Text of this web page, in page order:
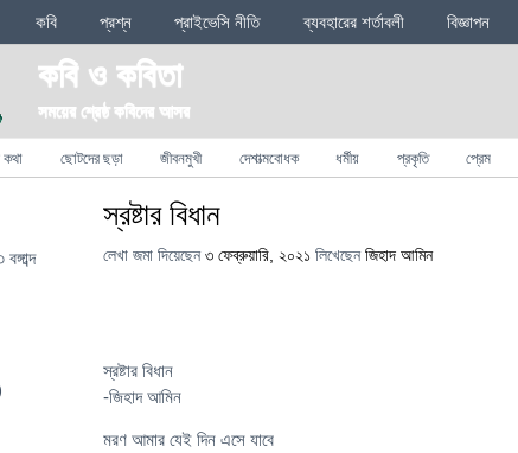
কবি প্রশ্ন প্রাইভেসি নীতি ব্যবহারের শর্তাবলী বিজ্ঞাপন
কবি ও কবিতা
সময়ের শ্রেষ্ঠ কবিদের আসর
কথা ছোটদের ছড়া জীবনমুখী দেশাত্মবোধক ধর্মীয় প্রকৃতি প্রেম
স্রষ্টার বিধান
লেখা জমা দিয়েছেন ৩ ফেব্রুয়ারি, ২০২১ লিখেছেন জিহাদ আমিন
স্রষ্টার বিধান
-জিহাদ আমিন
মরণ আমার যেই দিন এসে যাবে